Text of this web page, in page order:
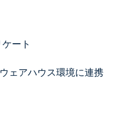
ート
ェアハウス環境に連携